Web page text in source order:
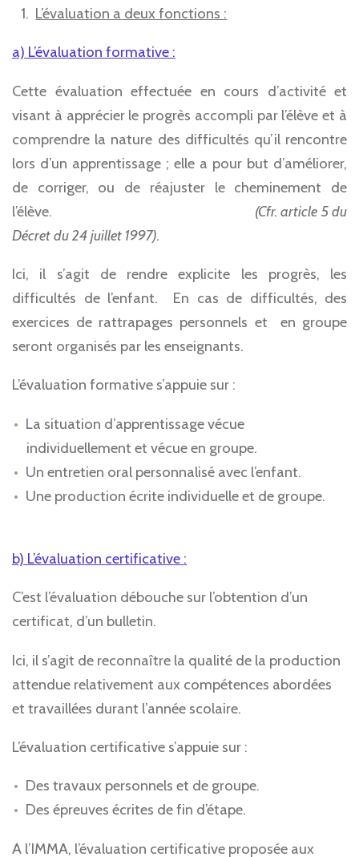
L’évaluation a deux fonctions :
a) L’évaluation formative :
Cette évaluation effectuée en cours d’activité et
visant à apprécier le progrès accompli par l’élève et à
comprendre la nature des difficultés qu’il rencontre
lors d’un apprentissage ; elle a pour but d’améliorer,
de corriger, ou de réajuster le cheminement de
l’élève. (Cfr. article 5 du
Décret du 24 juillet 1997).
Ici, il s’agit de rendre explicite les progrès, les
difficultés de l’enfant. En cas de difficultés, des
exercices de rattrapages personnels et en groupe
seront organisés par les enseignants.
L’évaluation formative s’appuie sur :
La situation d’apprentissage vécue
individuellement et vécue en groupe.
Un entretien oral personnalisé avec l’enfant.
Une production écrite individuelle et de groupe.
b) L’évaluation certificative :
C’est l’évaluation débouche sur l’obtention d’un
certificat, d’un bulletin.
Ici, il s’agit de reconnaître la qualité de la production
attendue relativement aux compétences abordées
et travaillées durant l’année scolaire.
L’évaluation certificative s’appuie sur :
Des travaux personnels et de groupe.
Des épreuves écrites de fin d’étape.
A l’IMMA, l’évaluation certificative proposée aux